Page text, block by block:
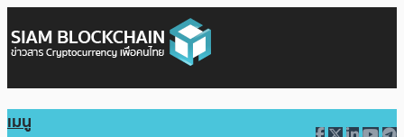
เมนู